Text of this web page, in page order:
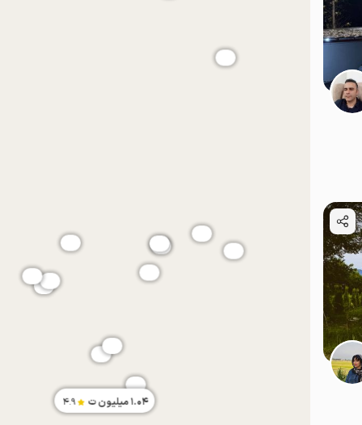
1.04میلیون ت 4.9